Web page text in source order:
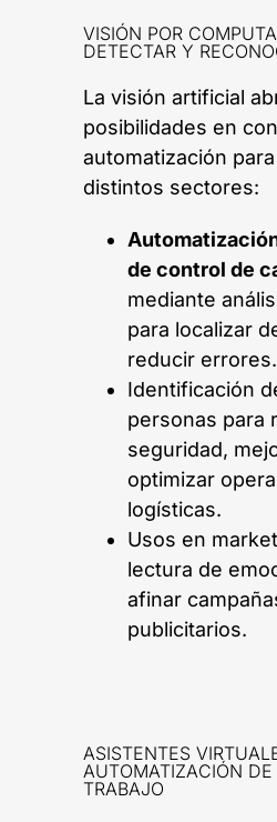
VISIÓN POR
DETECTAR Y
La visión artificial
posibilidades en
automatización
distintos sectores:
de control de
mediante
para localizar
reducir errores.
Identificación
personas para
seguridad,
optimizar
logísticas.
Usos en
lectura de
afinar
publicitarios.
ASISTENTES
AUTOMATIZACIÓN
TRABAJO